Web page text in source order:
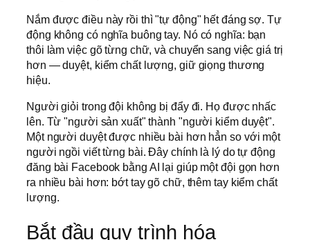
Nắm được điều này rồi thì "tự động" hết đáng sợ. Tự
động không có nghĩa buông tay. Nó có nghĩa: bạn
thôi làm việc gõ từng chữ, và chuyển sang việc giá trị
hơn — duyệt, kiểm chất lượng, giữ giọng thương
hiệu.
Người giỏi trong đội không bị đẩy đi. Họ được nhấc
lên. Từ "người sản xuất" thành "người kiểm duyệt".
Một người duyệt được nhiều bài hơn hẳn so với một
người ngồi viết từng bài. Đây chính là lý do tự động
đăng bài Facebook bằng AI lại giúp một đội gọn hơn
ra nhiều bài hơn: bớt tay gõ chữ, thêm tay kiểm chất
lượng.
Bắt đầu quy trình hóa